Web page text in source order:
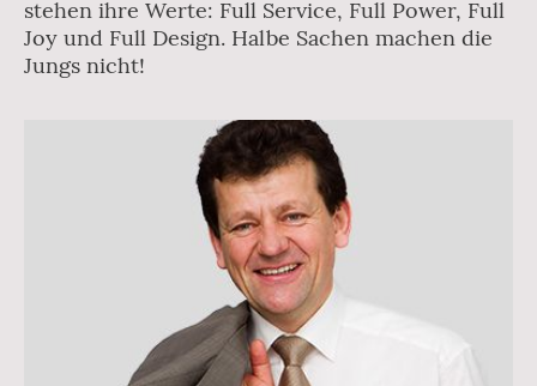
stehen ihre Werte: Full Service, Full Power, Full
Joy und Full Design. Halbe Sachen machen die
Jungs nicht!